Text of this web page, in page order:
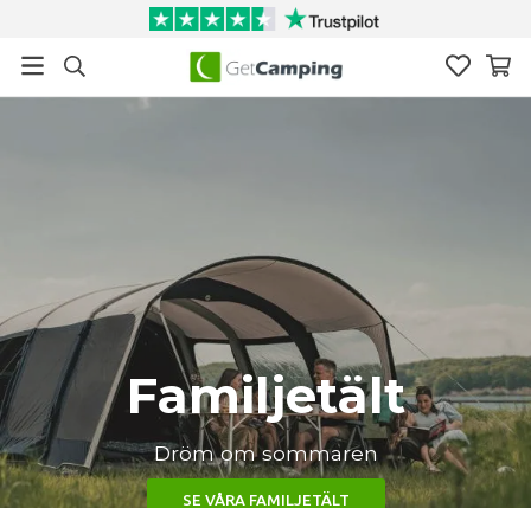
Familjetält
Dröm om sommaren
SE VÅRA FAMILJETÄLT